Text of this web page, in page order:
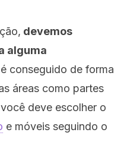
devemos
alguma
conseguido de forma
áreas como partes
deve escolher o
e móveis seguindo o